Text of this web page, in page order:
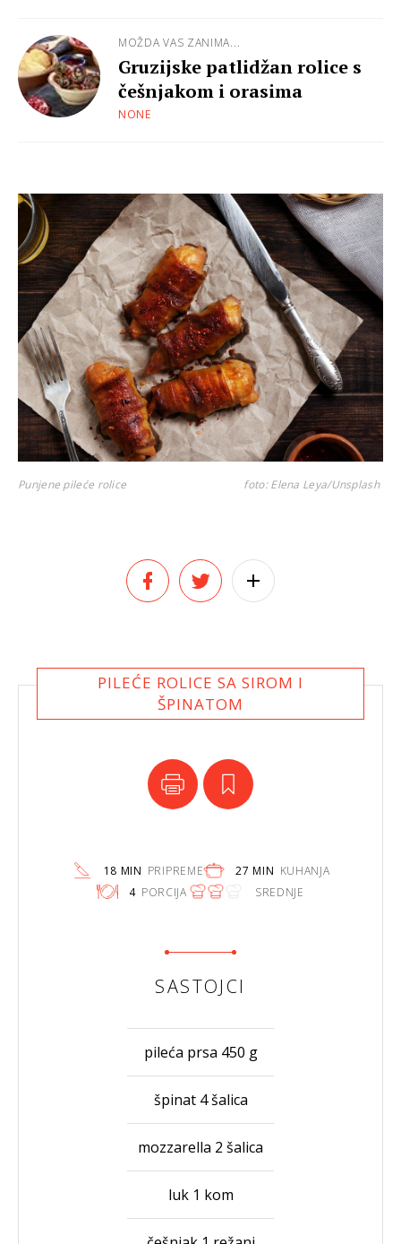
MOŽDA VAS ZANIMA...
Gruzijske patlidžan rolice s
češnjakom i orasima
NONE
Punjene pileće rolice foto: Elena Leya/Unsplash
PILEĆE ROLICE SA SIROM I
ŠPINATOM
18 MIN PRIPREME 27 MIN KUHANJA
4 PORCIJA SREDNJE
SASTOJCI
pileća prsa 450 g
špinat 4 šalica
mozzarella 2 šalica
luk 1 kom